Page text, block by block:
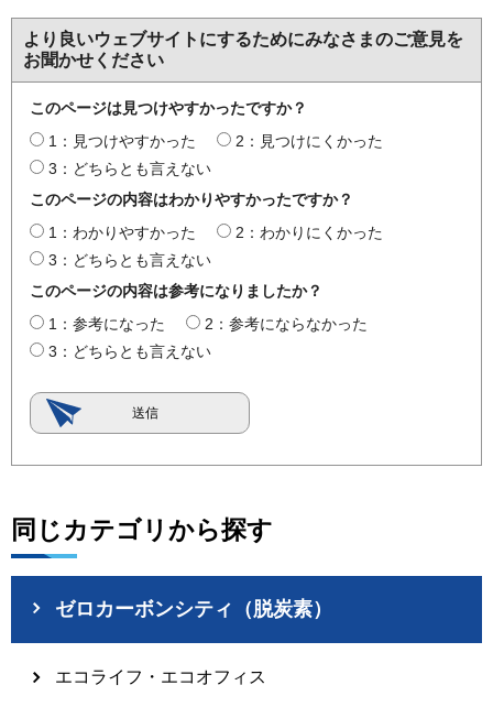
より良いウェブサイトにするためにみなさまのご意見を
お聞かせください
このページは見つけやすかったですか？
1：見つけやすかった
2：見つけにくかった
3：どちらとも言えない
このページの内容はわかりやすかったですか？
1：わかりやすかった
2：わかりにくかった
3：どちらとも言えない
このページの内容は参考になりましたか？
1：参考になった
2：参考にならなかった
3：どちらとも言えない
同じカテゴリから探す
ゼロカーボンシティ（脱炭素）
エコライフ・エコオフィス